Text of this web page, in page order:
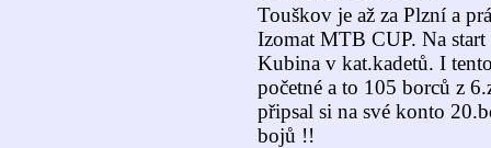
Touškov je až za Plzní a
Izomat MTB CUP. Na
Kubina v kat.kadetů. I
početné a to 105 borců z
připsal si na své konto
bojů !!